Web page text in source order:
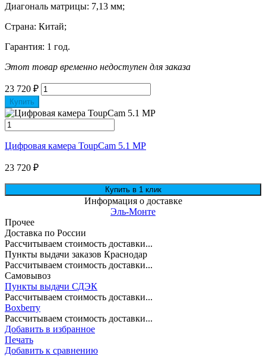
Диагональ матрицы: 7,13 мм;
Страна: Китай;
Гарантия: 1 год.
Этот товар временно недоступен для заказа
23 720 ₽
Купить
Цифровая камера ToupCam 5.1 MP
23 720 ₽
Информация о доставке
Эль-Монте
Прочее
Доставка по России
Рассчитываем стоимость доставки...
Пункты выдачи заказов Краснодар
Рассчитываем стоимость доставки...
Самовывоз
Пункты выдачи СДЭК
Рассчитываем стоимость доставки...
Boxberry
Рассчитываем стоимость доставки...
Добавить в избранное
Печать
Добавить к сравнению